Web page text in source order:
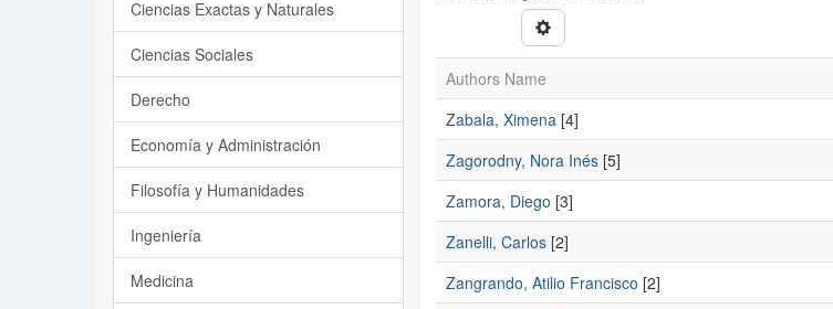
Authors Name
Zabala, Ximena[4]
Zagorodny, Nora Inés[5]
Zamora, Diego [3]
Zanelli, Carlos[2]
Zangrando, Atilio Francisco [2]
Ciencias Exactas y Naturales
Ciencias Sociales
Derecho
Economía y Administración
Filosofía y Humanidades
Ingeniería
Medicina